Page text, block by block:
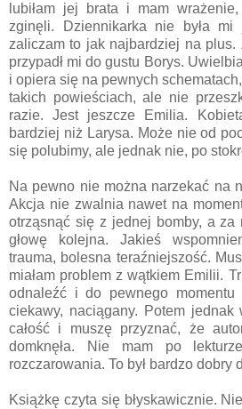
lubiłam jej brata i mam
zginęli. Dziennikarka nie była mi
zaliczam to jak najbardziej na plus.
przypadł mi do gustu Borys.
i opiera się na pewnych
takich powieściach, ale nie
razie. Jest jeszcze Emilia.
bardziej niż Larysa. Może nie od
się polubimy, ale jednak nie, po
Na pewno nie można narzekać na
Akcja nie zwalnia nawet na
otrząsnąć się z jednej bomby, a za
głowę kolejna. Jakieś
trauma, bolesna teraźniejszość.
miałam problem z wątkiem Emilii.
odnaleźć i do pewnego momentu
ciekawy, naciągany. Potem jednak
całość i muszę przyznać, że
domknęła. Nie mam po
rozczarowania. To był bardzo dobry
Książkę czyta się błyskawicznie.